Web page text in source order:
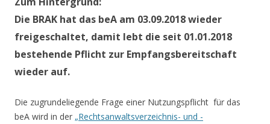
Die BRAK hat das beA am 03.09.2018 wieder
freigeschaltet, damit lebt die seit 01.01.2018
bestehende Pflicht zur Empfangsbereitschaft
wieder auf.
Die zugrundeliegende Frage einer Nutzungspflicht für das
beA wird in der „Rechtsanwaltsverzeichnis- und -